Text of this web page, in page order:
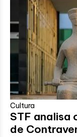
Cultura
STF analisa
de